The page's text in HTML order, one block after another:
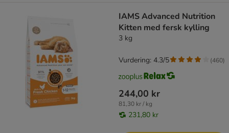
IAMS Advanced Nutrition
Kitten med fersk kylling
3 kg
244,00 kr
81,30 kr / kg
231,80 kr
Vurdering: 4.3/5 (460)